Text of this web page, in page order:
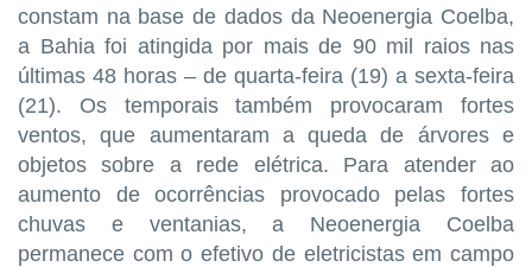
constam na base de dados da Neoenergia Coelba,
a Bahia foi atingida por mais de 90 mil raios nas
últimas 48 horas – de quarta-feira (19) a sexta-feira
(21). Os temporais também provocaram fortes
ventos, que aumentaram a queda de árvores e
objetos sobre a rede elétrica. Para atender ao
aumento de ocorrências provocado pelas fortes
chuvas e ventanias, a Neoenergia Coelba
permanece com o efetivo de eletricistas em campo